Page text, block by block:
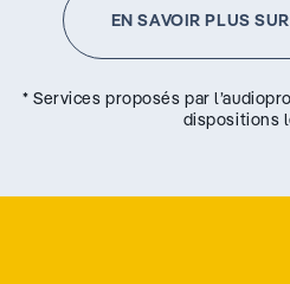
EN SAVOIR PLUS
* Services proposés par
dispositions